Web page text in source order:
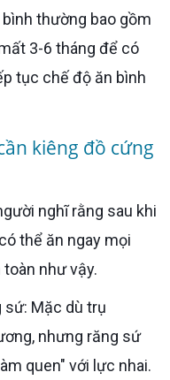
thường bao gồm
3-6 tháng để có
tục chế độ ăn bình
kiêng đồ cứng
thể ăn ngay mọi
như vậy.
nhưng răng sứ
quen" với lực nhai.